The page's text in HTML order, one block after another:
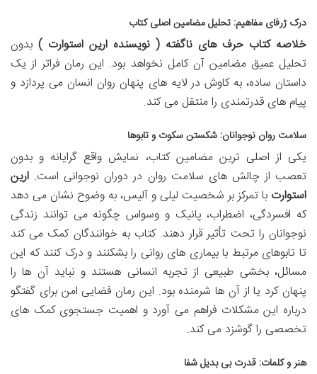
درک ژرفای مفاهیم: تحلیل مضامین اصلی کتاب
خلاصه کتاب حرف های ناگفته ( نویسنده ارین استوارت ) بدون
تحلیل عمیق مضامین آن کامل نخواهد بود. این رمان فراتر از یک
داستان ساده، به کاوش در لایه های پنهان روان انسان می پردازد و
پیام های قدرتمندی را منتقل می کند.
سلامت روان نوجوانان: شکستن سکوت و تابوها
یکی از اصلی ترین مضامین کتاب، نمایش واقع گرایانه و بدون
تعصب از چالش های سلامت روان در دوران نوجوانی است. ارین
استوارت با تمرکز بر شخصیت لیلی و آلیس، به وضوح نشان می دهد
که افسردگی، اضطراب، پانیک و وسواس چگونه می توانند زندگی
نوجوانان را تحت تأثیر قرار دهند. کتاب به خوانندگان کمک می کند
تا تابوهای مرتبط با بیماری های روانی را بشکنند و درک کنند که این
مسائل، بخشی طبیعی از تجربه انسانی هستند و نباید آن ها را
پنهان کرد یا از آن ها شرمنده بود. این رمان فضایی امن برای گفتگو
درباره این مشکلات فراهم می آورد و اهمیت جستجوی کمک های
تخصصی را گوشزد می کند.
هنر و کلمات: قدرت بی بدیل شفا